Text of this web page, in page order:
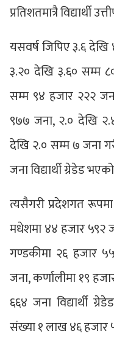
प्रतिशतमात्रै विद्यार्थी
यसवर्ष जिपिए ३.६
३.२० देखि ३.६० सम्म
सम्म ९४ हजार २२२
९७७ जना, २.० देखि
देखि २.० सम्म ७ जना
जना विद्यार्थी ग्रेडेड
त्यसैगरी प्रदेशगत
मधेशमा ४४ हजार ५९२
गण्डकीमा २६ हजार
जना, कर्णालीमा १९
६६४ जना विद्यार्थी
संख्या १ लाख ४६ हजार